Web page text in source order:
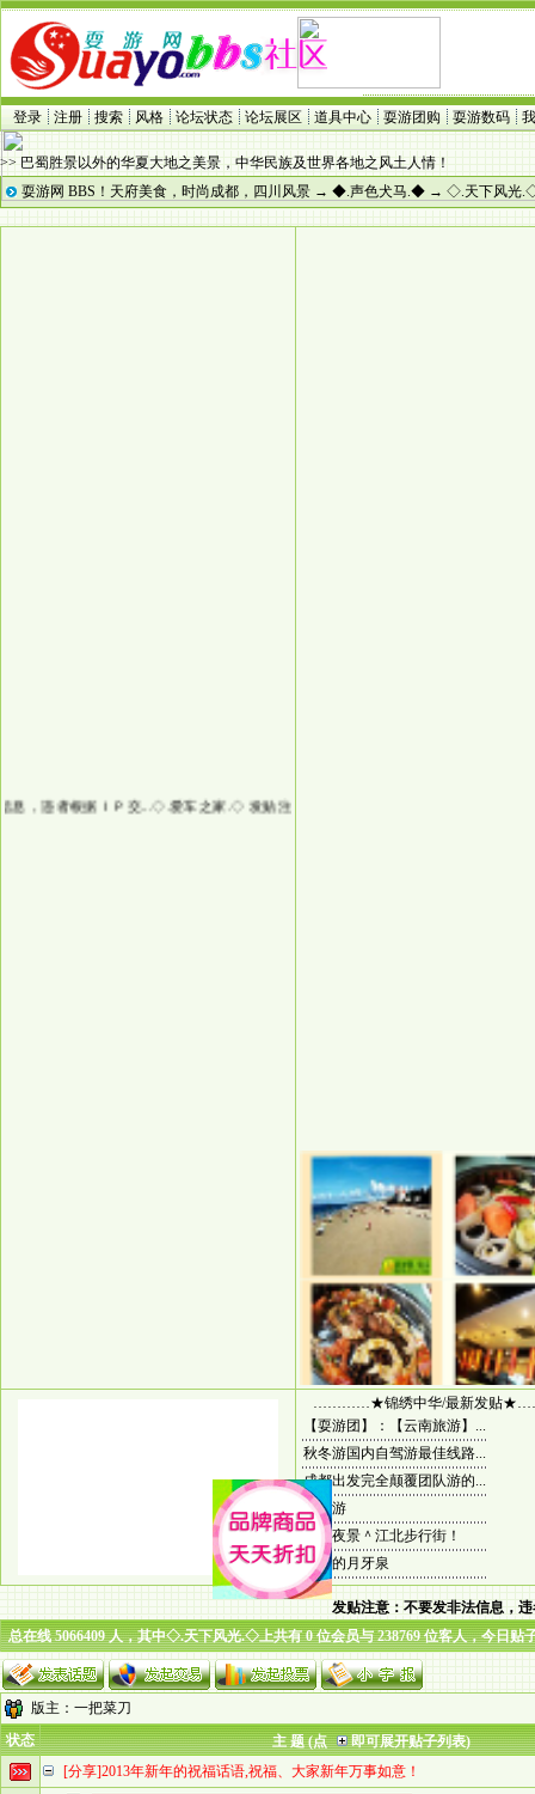
登录 注册 搜索 风格 论坛状态 论坛展区 道具中心 耍游团购 耍游数码
>> 巴蜀胜景以外的华夏大地之美景，中华民族及世界各地之风土人情！
耍游网 BBS！天府美食，时尚成都，四川风景 → ◆.声色犬马.◆ → ◇.天下风光
违者根据ＩＰ交...◇.爱车之家.◇发贴注意：不要发非法信息，违者根据ＩＰ交...
…………★锦绣中华/最新发贴
【耍游团】：【云南旅游】...
秋冬游国内自驾游最佳线路...
成都出发完全颠覆团队游的...
香港游
重庆夜景＾江北步行街！
神奇的月牙泉
发贴注意：不要发非法信息，
总在线 5066409 人，其中◇.天下风光.◇上共有 0 位会员与 238769 位客人，今日贴
版主： 一把菜刀
状态
主 题 (点
即可展开贴子列表)
[分享]2013年新年的祝福话语,祝福、大家新年万事如意！